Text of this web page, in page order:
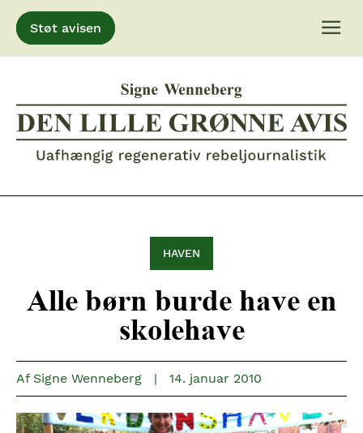
Gå
til
indhold
Støt avisen
HAVEN
Alle børn burde have en
skolehave
Af Signe Wenneberg | 14. januar 2010